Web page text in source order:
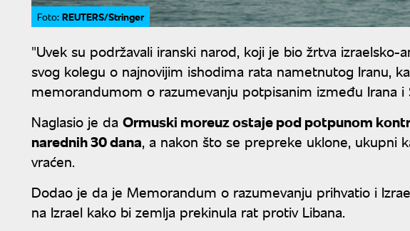
Foto: REUTERS/Stringer
"Uvek su podržavali iranski narod, koji je bio žrtva izraelsko-
svog kolegu o najnovijim ishodima rata nametnutog Iranu,
memorandumom o razumevanju potpisanim između Irana i
Naglasio je da Ormuski moreuz ostaje pod potpunom
narednih 30 dana, a nakon što se prepreke uklone, ukupni
vraćen.
Dodao je da je Memorandum o razumevanju prihvatio i
na Izrael kako bi zemlja prekinula rat protiv Libana.